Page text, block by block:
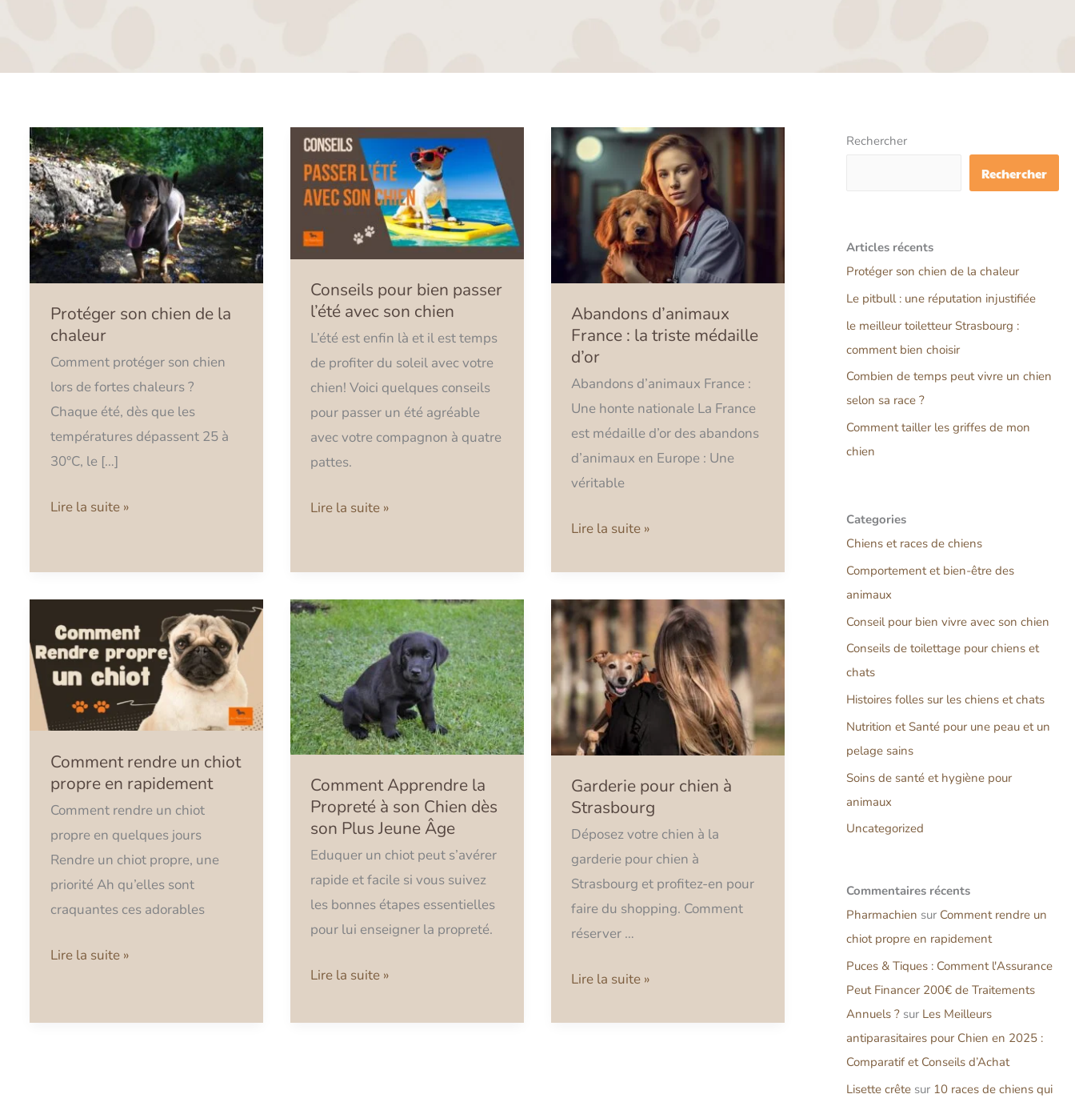
Protéger son chien de la
chaleur
Comment protéger son chien
lors de fortes chaleurs ?
Chaque été, dès que les
températures dépassent 25 à
30°C, le […]
Protéger
son
chien
de
la
chaleur
Lire la suite »
Conseils pour bien passer
l’été avec son chien
L’été est enfin là et il est temps
de profiter du soleil avec votre
chien! Voici quelques conseils
pour passer un été agréable
avec votre compagnon à quatre
pattes.
Conseils
pour
bien
passer
l’été
avec
son
chien
Lire la suite »
Abandons d’animaux
France : la triste médaille
d’or
Abandons d’animaux France :
Une honte nationale La France
est médaille d’or des abandons
d’animaux en Europe : Une
véritable
Abandons
d’animaux
France
triste
médaille
d’or
Lire la suite »
Comment rendre un chiot
propre en rapidement
Comment rendre un chiot
propre en quelques jours
Rendre un chiot propre, une
priorité Ah qu’elles sont
craquantes ces adorables
rendre
un
chiot
propre
en
rapidement
Lire la suite »
Comment Apprendre la
Propreté à son Chien dès
son Plus Jeune Âge
Eduquer un chiot peut s’avérer
rapide et facile si vous suivez
les bonnes étapes essentielles
pour lui enseigner la propreté.
Comment
Apprendre
la
Propreté
à
son
Chien
dès
son
Plus
Jeune
Âge
Lire la suite »
Garderie pour chien à
Strasbourg
Déposez votre chien à la
garderie pour chien à
Strasbourg et profitez-en pour
faire du shopping. Comment
réserver …
Garderie
pour
chien
à
Strasbourg
Lire la suite »
Rechercher
Rechercher
Articles récents
Protéger son chien de la chaleur
Le pitbull : une réputation injustifiée
le meilleur toiletteur Strasbourg :
comment bien choisir
Combien de temps peut vivre un chien
selon sa race ?
Comment tailler les griffes de mon
chien
Categories
Chiens et races de chiens
Comportement et bien-être des
animaux
Conseil pour bien vivre avec son chien
Conseils de toilettage pour chiens et
chats
Histoires folles sur les chiens et chats
Nutrition et Santé pour une peau et un
pelage sains
Soins de santé et hygiène pour
animaux
Uncategorized
Commentaires récents
Pharmachien sur Comment rendre un
chiot propre en rapidement
Puces & Tiques : Comment l'Assurance
Peut Financer 200€ de Traitements
Annuels ? sur Les Meilleurs
antiparasitaires pour Chien en 2025 :
Comparatif et Conseils d’Achat
Lisette crête sur 10 races de chiens qui